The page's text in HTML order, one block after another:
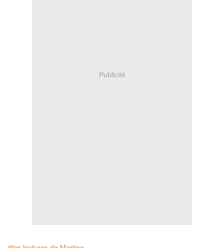
Publicité